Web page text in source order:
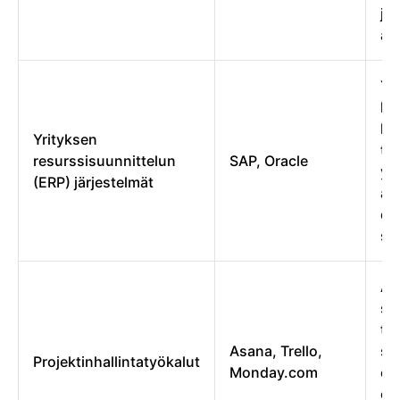
ja
Yrityksen
resurssisuunnittelun
(ERP) järjestelmät
SAP, Oracle
Projektinhallintatyökalut
Asana, Trello,
Monday.com